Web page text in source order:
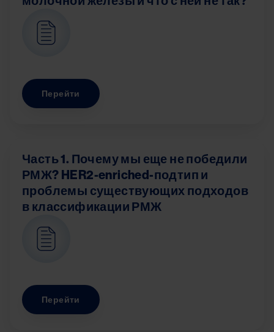
Перейти
Часть 1. Почему мы еще не победили
РМЖ? HER2-enriched-подтип и
проблемы существующих подходов
в классификации РМЖ
Перейти